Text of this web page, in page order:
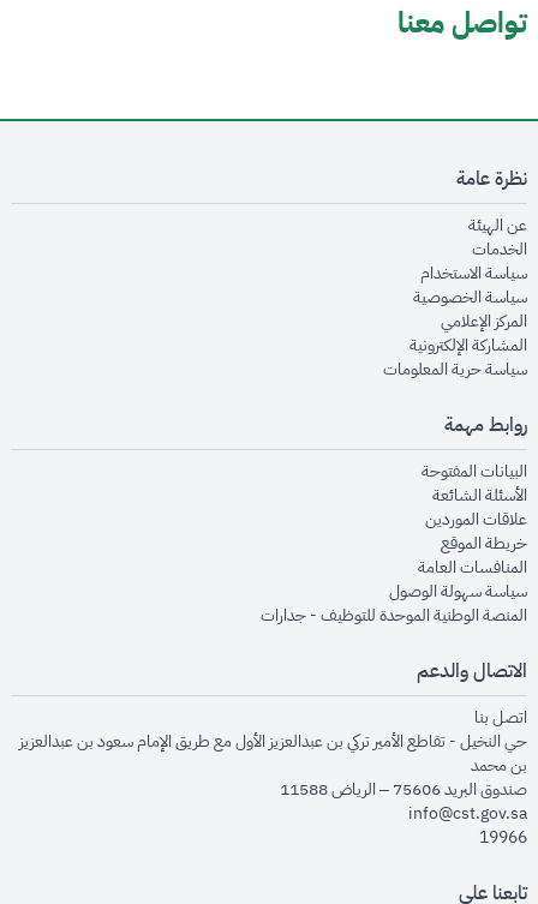
تواصل معنا
نظرة عامة
عن الهيئةopens in new window
الخدماتopens in new window
سياسة الاستخدامopens in new window
سياسة الخصوصيةopens in new window
المركز الإعلاميopens in new window
المشاركة الإلكترونيةopens in new window
سياسة حرية المعلوماتopens in new window
روابط مهمة
البيانات المفتوحةopens in new window
الأسئلة الشائعةopens in new window
علاقات الموردينopens in new window
خريطة الموقعopens in new window
المنافسات العامةopens in new window
سياسة سهولة الوصولopens in new window
المنصة الوطنية الموحدة للتوظيف - جداراتopens in new window
الاتصال والدعم
اتصل بنا
حي النخيل - تقاطع الأمير تركي بن عبدالعزيز الأول مع طريق الإمام سعود بن عبدالعزيز
بن محمد
صندوق البريد 75606 – الرياض 11588
info@cst.gov.sa
19966
تابعنا على